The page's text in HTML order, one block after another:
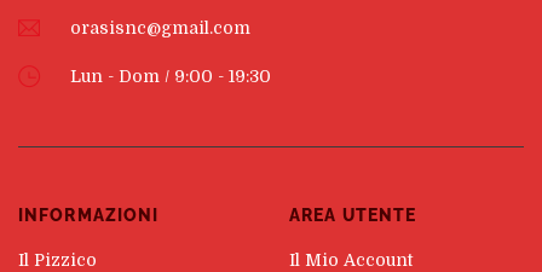
orasisnc@gmail.com
Lun - Dom / 9:00 - 19:30
INFORMAZIONI
Il Pizzico
AREA UTENTE
Il Mio Account